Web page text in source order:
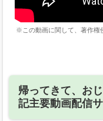
※この動画に関して、著作権
帰ってきて、お
記主要動画配信